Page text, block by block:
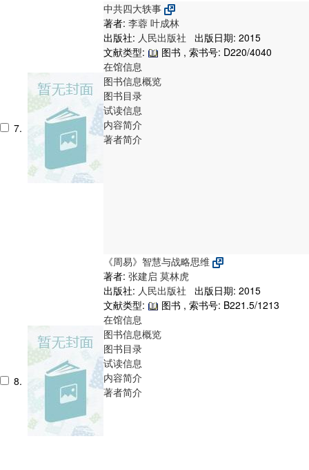
7.
中共四大轶事
著者: 李蓉 叶成林
出版社: 人民出版社
出版日期: 2015
文献类型:
图书 , 索书号: D220/4040
在馆信息
图书信息概览
图书目录
试读信息
内容简介
著者简介
8.
《周易》智慧与战略思维
著者: 张建启 莫林虎
出版社: 人民出版社
出版日期: 2015
文献类型:
图书 , 索书号: B221.5/1213
在馆信息
图书信息概览
图书目录
试读信息
内容简介
著者简介